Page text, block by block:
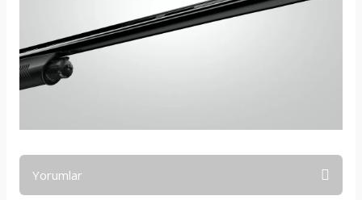
Yorumlar